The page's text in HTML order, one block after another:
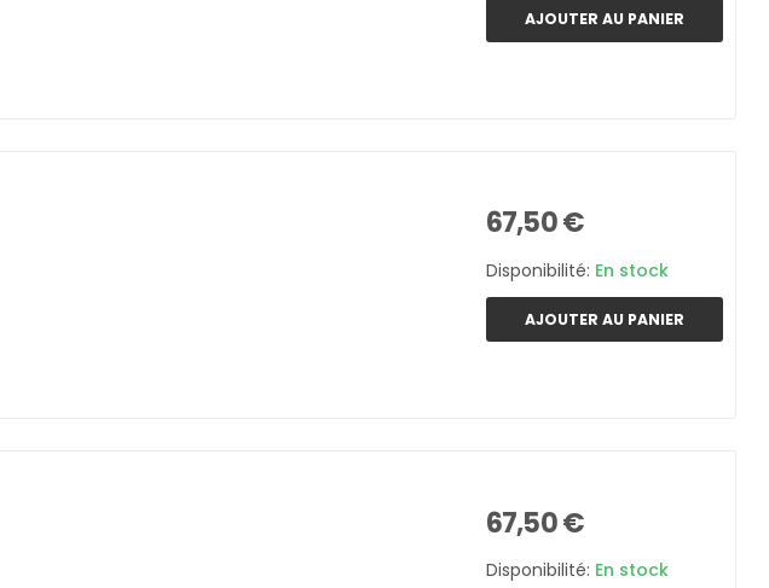
AJOUTER AU PANIER
67,50 €
Disponibilité: En stock
AJOUTER AU PANIER
67,50 €
Disponibilité: En stock